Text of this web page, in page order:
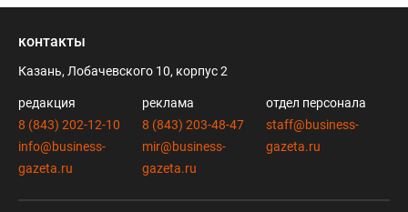
контакты
Казань, Лобачевского 10, корпус 2
редакция
8 (843) 202-12-10
info@business-
gazeta.ru
реклама
8 (843) 203-48-47
mir@business-
gazeta.ru
отдел персонала
staff@business-
gazeta.ru